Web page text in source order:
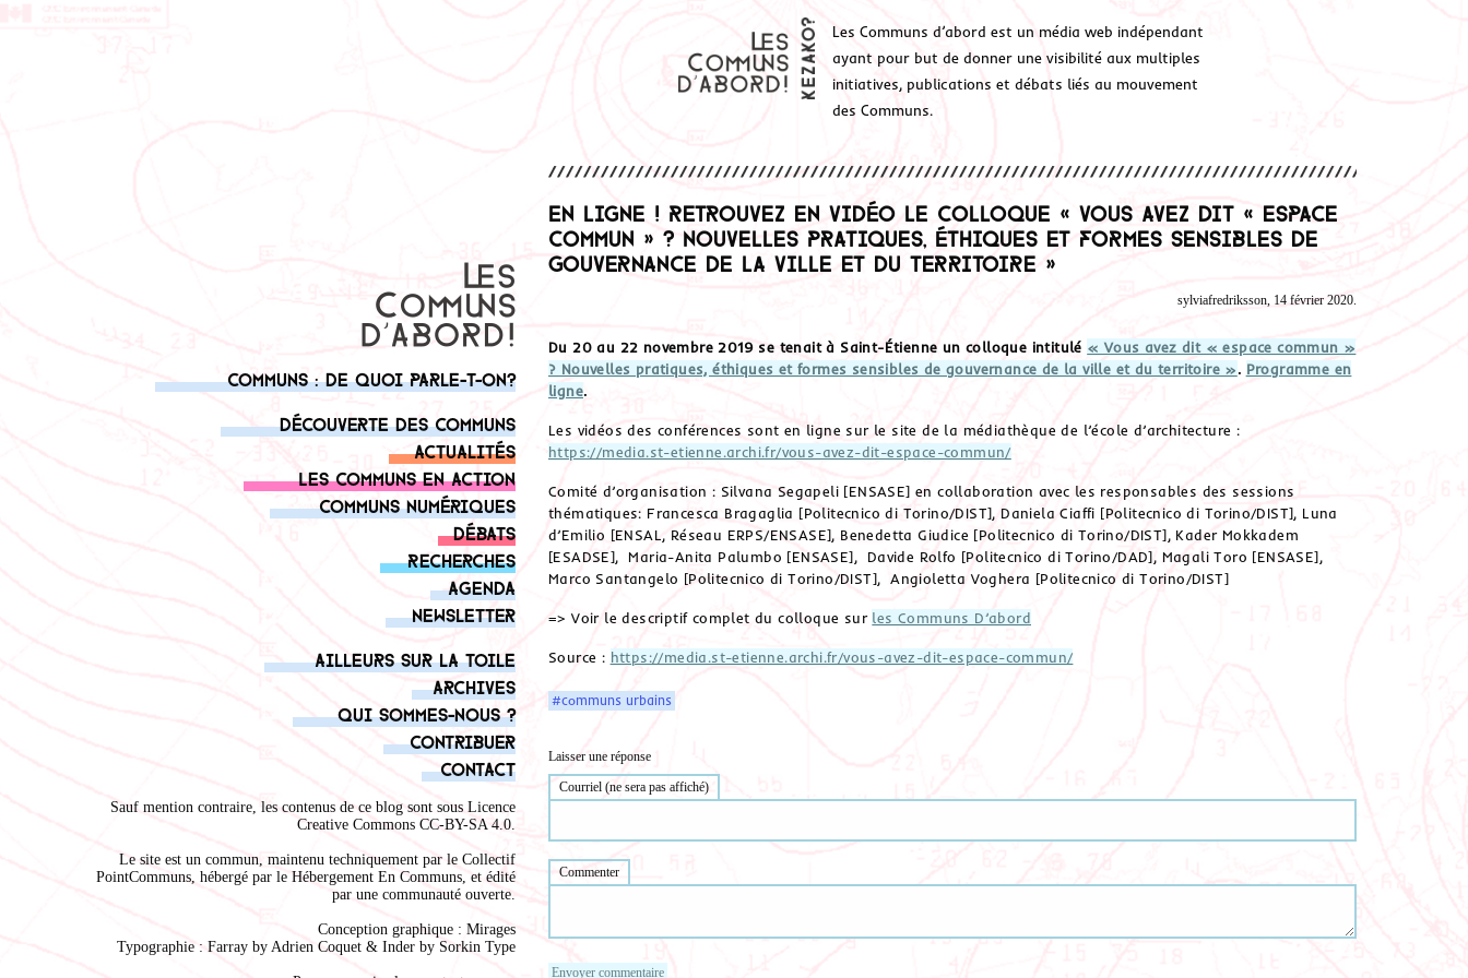
Les Communs d’abord est un média web indépendant
ayant pour but de donner une visibilité aux multiples
initiatives, publications et débats liés au mouvement
des Communs.
Communs : de quoi parle-t-on?
Découverte des communs
Actualités
Les communs en action
Communs numériques
Débats
Recherches
Agenda
Newsletter
Ailleurs sur la toile
Archives
Qui sommes-nous ?
Contribuer
Contact
Sauf mention contraire, les contenus de ce blog sont sous Licence
Creative Commons CC-BY-SA 4.0.
Le site est un commun, maintenu techniquement par le Collectif
PointCommuns, hébergé par le Hébergement En Communs, et édité
par une communauté ouverte.
Conception graphique : Mirages
Typographie : Farray by Adrien Coquet & Inder by Sorkin Type
En ligne ! Retrouvez en vidéo le colloque « Vous avez dit « espace
commun » ? Nouvelles pratiques, éthiques et formes sensibles de
gouvernance de la ville et du territoire »
sylviafredriksson, 14 février 2020.
Du 20 au 22 novembre 2019 se tenait à Saint-Étienne un colloque intitulé « Vous avez dit « espace commun »
? Nouvelles pratiques, éthiques et formes sensibles de gouvernance de la ville et du territoire ». Programme en
ligne.
Les vidéos des conférences sont en ligne sur le site de la médiathèque de l’école d’architecture :
https://media.st-etienne.archi.fr/vous-avez-dit-espace-commun/
Comité d’organisation : Silvana Segapeli [ENSASE] en collaboration avec les responsables des sessions
thématiques: Francesca Bragaglia [Politecnico di Torino/DIST], Daniela Ciaffi [Politecnico di Torino/DIST], Luna
d’Emilio [ENSAL, Réseau ERPS/ENSASE], Benedetta Giudice [Politecnico di Torino/DIST], Kader Mokkadem
[ESADSE], Maria-Anita Palumbo [ENSASE], Davide Rolfo [Politecnico di Torino/DAD], Magali Toro [ENSASE],
Marco Santangelo [Politecnico di Torino/DIST], Angioletta Voghera [Politecnico di Torino/DIST]
=> Voir le descriptif complet du colloque sur les Communs D’abord
Source : https://media.st-etienne.archi.fr/vous-avez-dit-espace-commun/
#communs urbains
Laisser une réponse
Courriel (ne sera pas affiché)
Commenter